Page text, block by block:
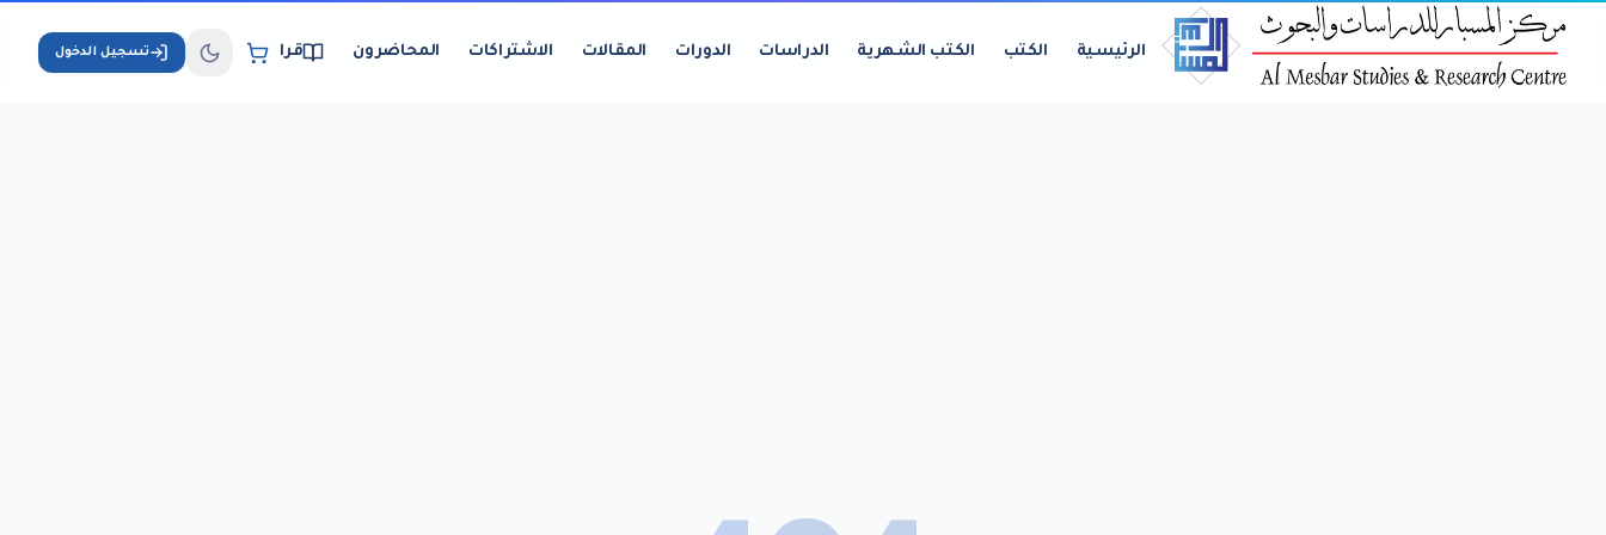
الرئيسية الكتب الكتب الشهرية الدراسات الدورات المقالات الاشتراكات المحاضرون قراءة الكتب الإلكترونيةتسجيل الدخول